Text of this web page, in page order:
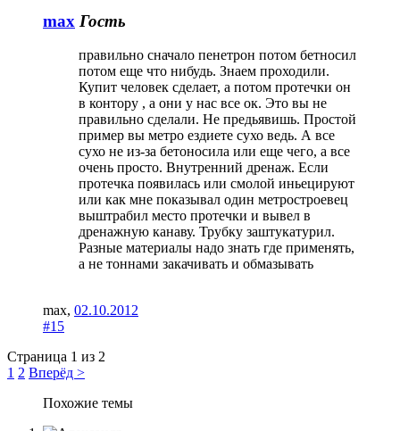
max Гость
правильно сначало пенетрон потом бетносил
потом еще что нибудь. Знаем проходили.
Купит человек сделает, а потом протечки он
в контору , а они у нас все ок. Это вы не
правильно сделали. Не предьявишь. Простой
пример вы метро ездиете сухо ведь. А все
сухо не из-за бетоносила или еще чего, а все
очень просто. Внутренний дренаж. Если
протечка появилась или смолой иньецируют
или как мне показывал один метростроевец
выштрабил место протечки и вывел в
дренажную канаву. Трубку заштукатурил.
Разные материалы надо знать где применять,
а не тоннами закачивать и обмазывать
max, 02.10.2012
#15
Страница 1 из 2
1 2 Вперёд >
Похожие темы